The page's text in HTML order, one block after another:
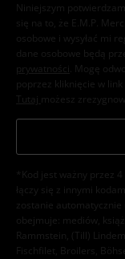
Niniejszym
się na to, że E.M.P.
osobowe i wysyłać mi
dane osobowe będą
prywatności . Mogę
poprzez kliknięcie w
Tutaj możesz
*Kod jest ważny przez
łączy się z innymi
zostanie
obejmuje: mediów,
Rammstein, (Till)
Fischfilet, Broilers,